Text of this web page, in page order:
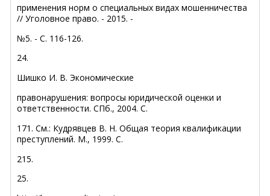
применения норм о специальных видах мошенничества
// Уголовное право. - 2015. -
№5. - С. 116-126.
24.
Шишко И. В. Экономические
правонарушения: вопросы юридической оценки и
ответственности. СПб., 2004. С.
171. См.: Кудрявцев В. Н. Общая теория квалификации
преступлений. М., 1999. С.
215.
25.